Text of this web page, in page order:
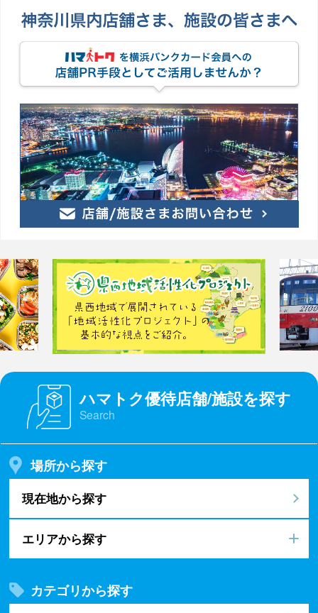
ハマトク優待店舗/施設を探す
Search
場所から探す
現在地から探す
エリアから探す
カテゴリから探す